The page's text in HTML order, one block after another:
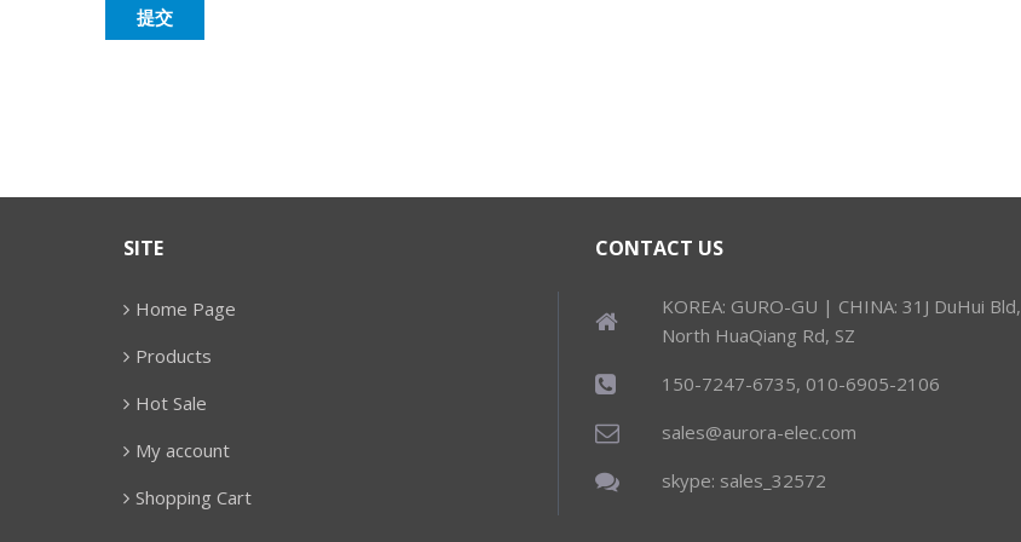
SITE
Home Page
Products
Hot Sale
My account
Shopping Cart
CONTACT US
KOREA: GURO-GU | CHINA: 31J DuHui Bld,
North HuaQiang Rd, SZ
150-7247-6735, 010-6905-2106
sales@aurora-elec.com
skype: sales_32572